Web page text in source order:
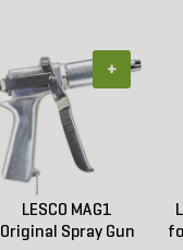
LESCO MAG1
Original Spray Gun
+